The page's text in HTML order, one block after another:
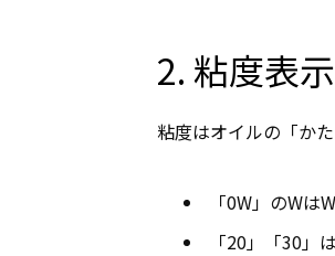
2. 粘度表
粘度はオイルの「か
「0W」のWは
「20」「30」